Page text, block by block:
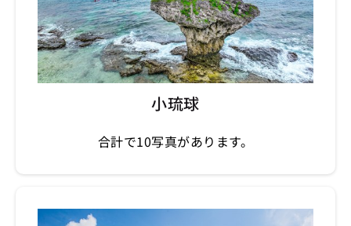
小琉球
合計で10写真があります。